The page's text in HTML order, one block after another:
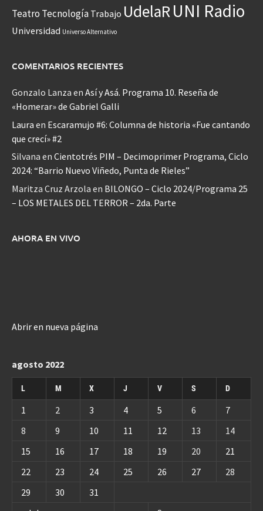
Teatro Tecnología Trabajo UdelaRUNI Radio
Universidad Universo Alternativo
COMENTARIOS RECIENTES
Gonzalo Lanza en Así y Asá. Programa 10. Reseña de
«Homerar» de Gabriel Galli
Laura en Escaramujo #6: Columna de historia «Fue cantando
que crecí» #2
Silvana en Cientotrés PIM – Decimoprimer Programa, Ciclo
2024: “Barrio Nuevo Viñedo, Punta de Rieles”
Maritza Cruz Arzola en BILONGO – Ciclo 2024/Programa 25
– LOS METALES DEL TERROR – 2da. Parte
AHORA EN VIVO
Abrir en nueva página
agosto 2022
L M X J V S D
1 2 3 4 5 6
7
8
9 10 11 12 13
14
15
16 17 18 19 20
21
22
23 24 25 26 27
28
29
30 31